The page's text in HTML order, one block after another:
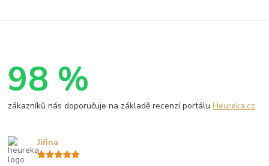
98 %
zákazníků nás doporučuje na základě recenzí portáluHeureka.cz
Jiřina